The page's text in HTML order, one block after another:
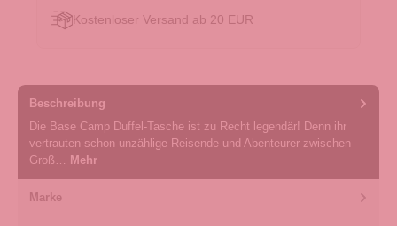
Kostenloser Versand ab 20 EUR
Beschreibung
Die Base Camp Duffel-Tasche ist zu Recht legendär! Denn ihr
vertrauten schon unzählige Reisende und Abenteurer zwischen
Groß… Mehr
Marke